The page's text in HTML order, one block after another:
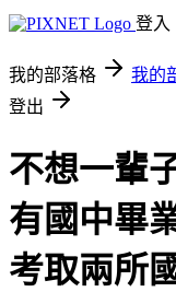
登入
我的部落格 我的
登出
不想一輩
有國中畢
考取兩所